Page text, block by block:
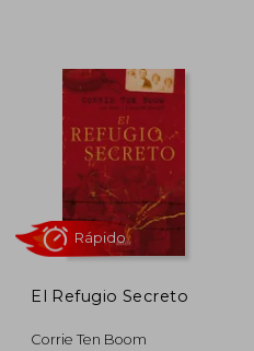
5%
dcto.
El Refugio Secreto
Corrie Ten Boom